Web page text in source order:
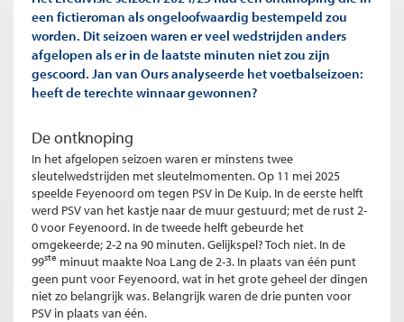
een fictieroman als ongeloofwaardig bestempeld zou
worden. Dit seizoen waren er veel wedstrijden anders
afgelopen als er in de laatste minuten niet zou zijn
gescoord. Jan van Ours analyseerde het voetbalseizoen:
heeft de terechte winnaar gewonnen?
De ontknoping
In het afgelopen seizoen waren er minstens twee
sleutelwedstrijden met sleutelmomenten. Op 11 mei 2025
speelde Feyenoord om tegen PSV in De Kuip. In de eerste helft
werd PSV van het kastje naar de muur gestuurd; met de rust 2-
0 voor Feyenoord. In de tweede helft gebeurde het
omgekeerde; 2-2 na 90 minuten. Gelijkspel? Toch niet. In de
99ste minuut maakte Noa Lang de 2-3. In plaats van één punt
geen punt voor Feyenoord, wat in het grote geheel der dingen
niet zo belangrijk was. Belangrijk waren de drie punten voor
PSV in plaats van één.